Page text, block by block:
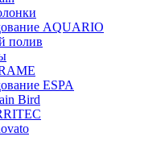
AQUARIO
полив
ESPA
Bird